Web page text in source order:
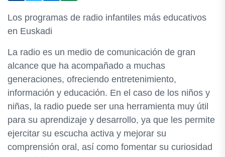
Los programas de radio infantiles más educativos
en Euskadi
La radio es un medio de comunicación de gran
alcance que ha acompañado a muchas
generaciones, ofreciendo entretenimiento,
información y educación. En el caso de los niños y
niñas, la radio puede ser una herramienta muy útil
para su aprendizaje y desarrollo, ya que les permite
ejercitar su escucha activa y mejorar su
comprensión oral, así como fomentar su curiosidad